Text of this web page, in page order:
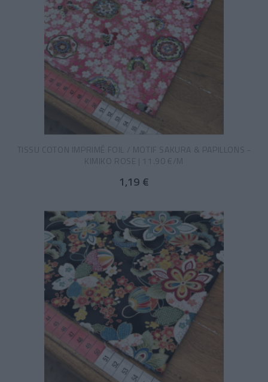
TISSU COTON IMPRIMÉ FOIL / MOTIF SAKURA & PAPILLONS -
KIMIKO ROSE | 11.90 €/M
1,19 €